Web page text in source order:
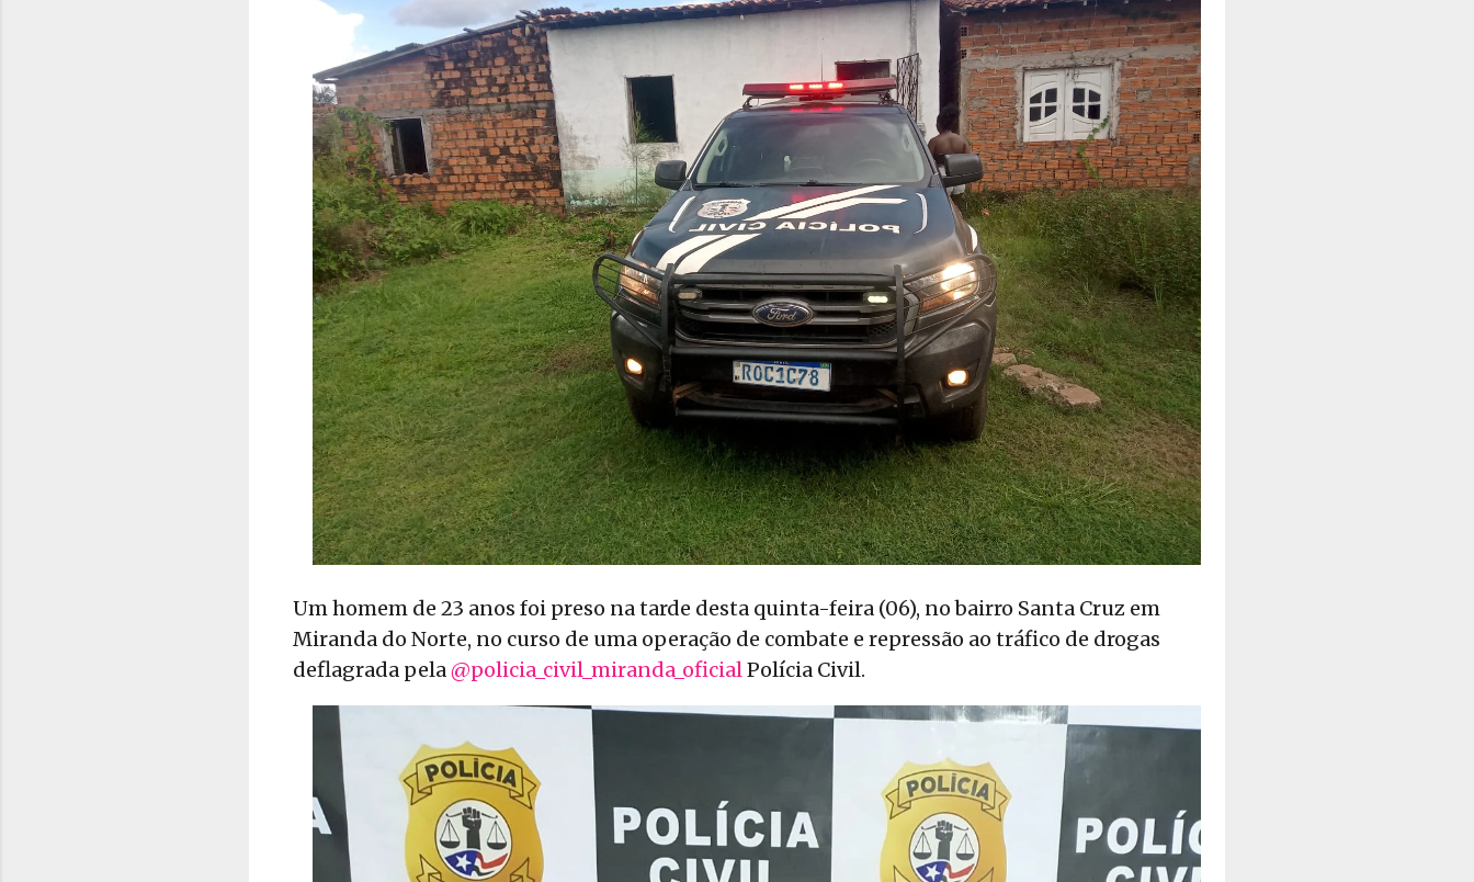
Um homem de 23 anos foi preso na tarde desta quinta-feira (06), no bairro Santa Cruz em
Miranda do Norte, no curso de uma operação de combate e repressão ao tráfico de drogas
deflagrada pela@policia_civil_miranda_oficialPolícia Civil.